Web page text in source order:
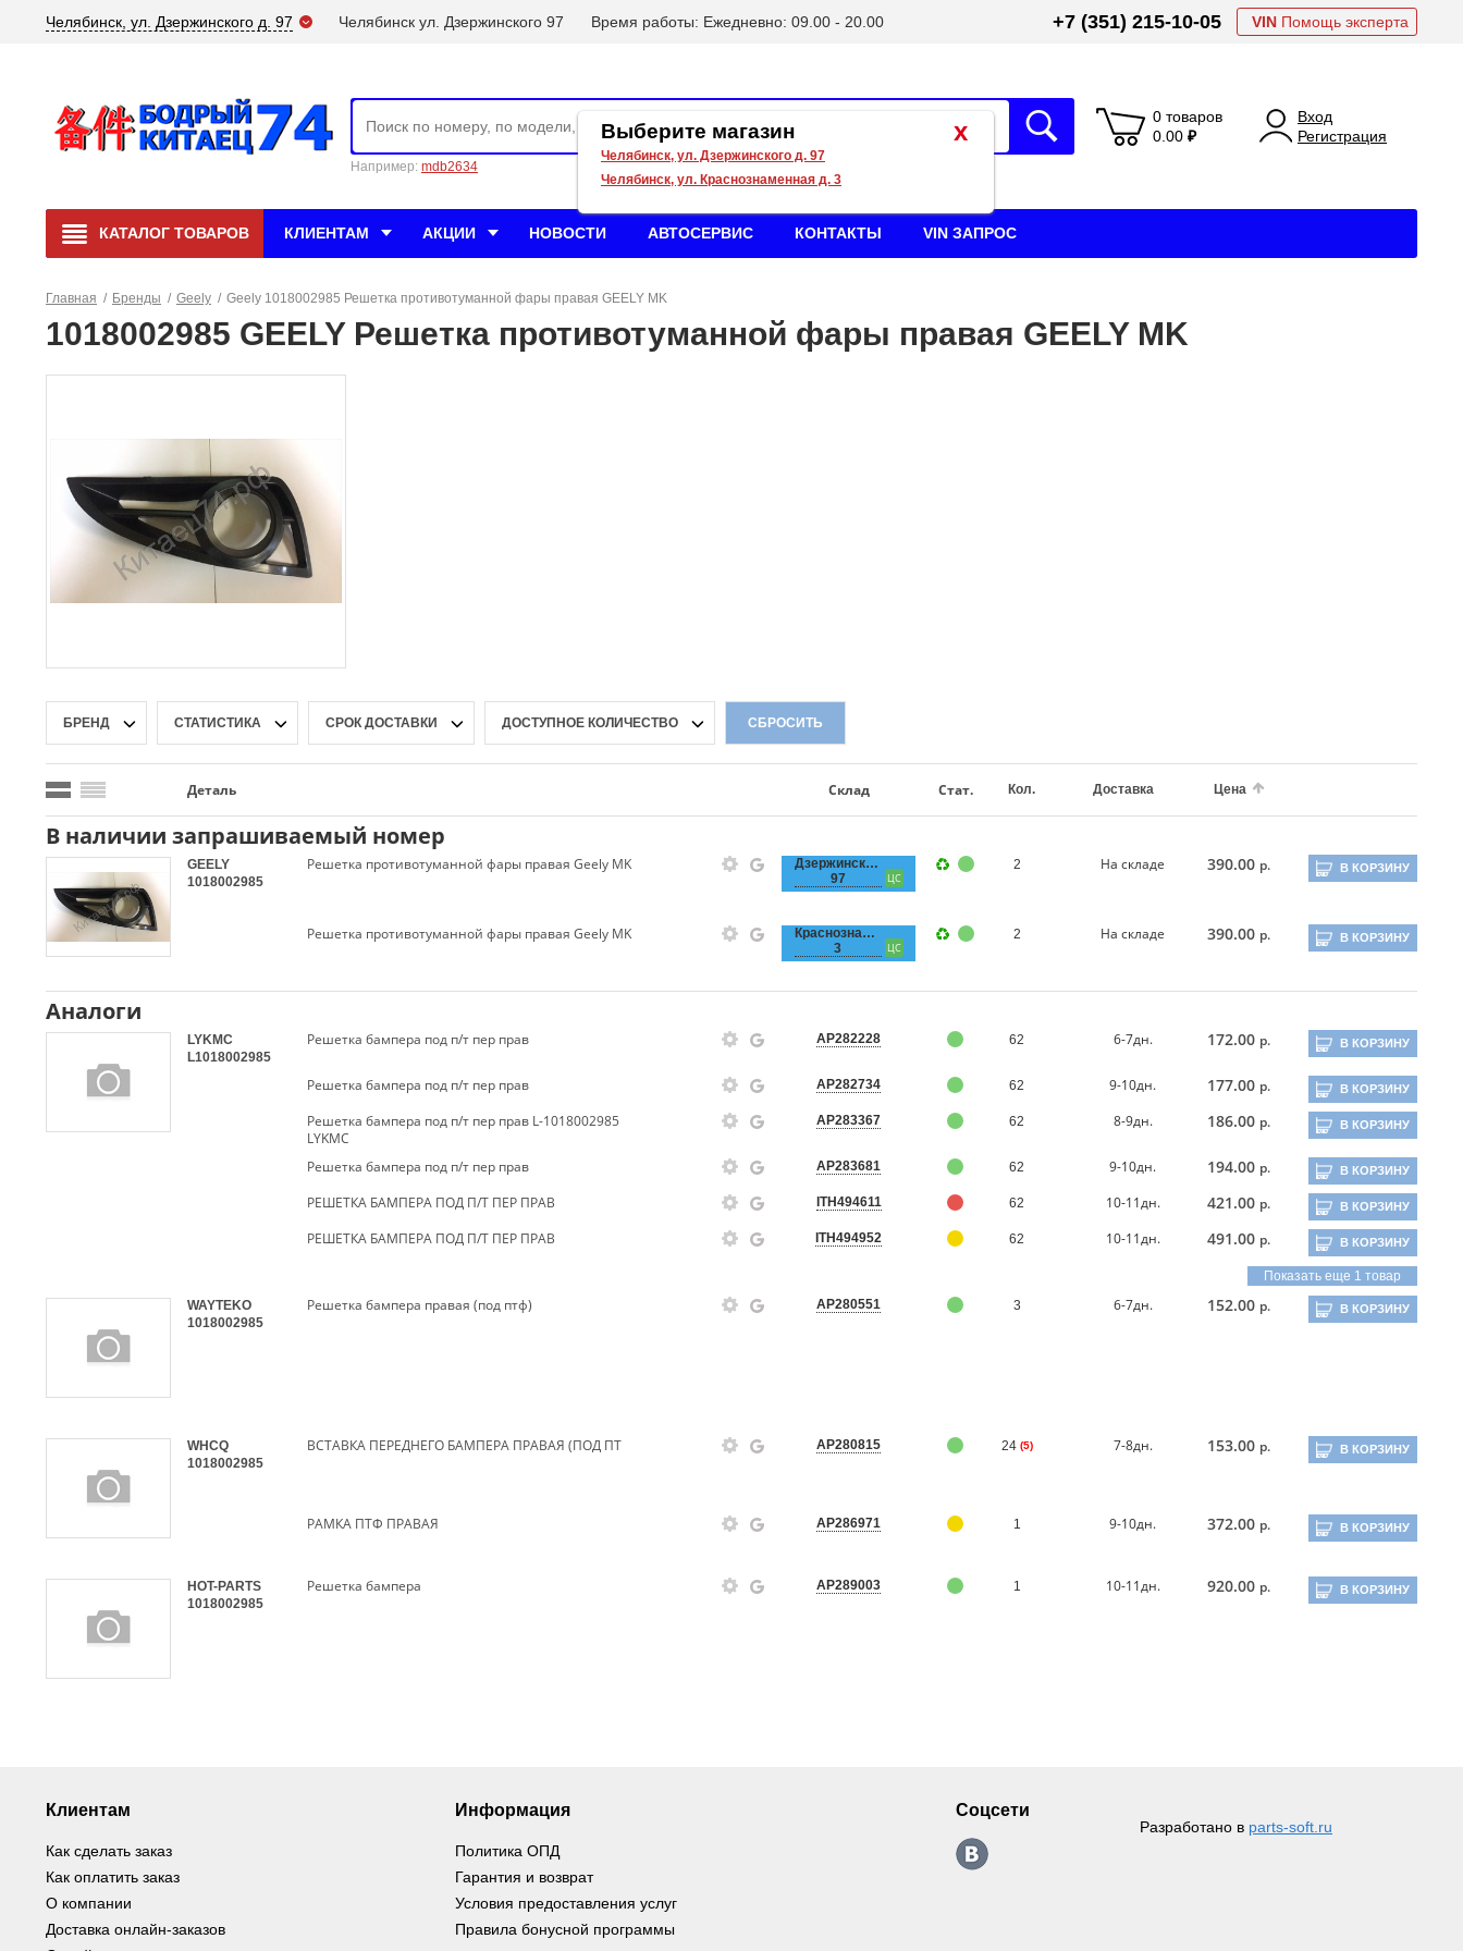
Челябинск, ул. Дзержинского д. 97 Челябинск ул. Дзержинского 97 Время работы: Ежедневно: 09.00 - 20.00 +7 (351) 215-10-05 VIN Помощь эксперта
Например: mdb2634
0 товаров
0.00 ₽
Вход
Регистрация
КАТАЛОГ ТОВАРОВ КЛИЕНТАМ АКЦИИ НОВОСТИ АВТОСЕРВИС КОНТАКТЫ VIN ЗАПРОС
Главная / Бренды / Geely / Geely 1018002985 Решетка противотуманной фары правая GEELY MK
1018002985 GEELY Решетка противотуманной фары правая GEELY MK
БРЕНД СТАТИСТИКА СРОК ДОСТАВКИ ДОСТУПНОЕ КОЛИЧЕСТВО СБРОСИТЬ
Деталь Склад Стат. Кол. Доставка Цена
В наличии запрашиваемый номер
GEELY
1018002985
Решетка противотуманной фары правая Geely MK
Дзержинского,
97
ЦС
2 На складе 390.00 р. В КОРЗИНУ
Решетка противотуманной фары правая Geely MK
Краснознаменная,
3
ЦС
2 На складе 390.00 р. В КОРЗИНУ
Аналоги
LYKMC
L1018002985
Решетка бампера под п/т пер прав AP282228 62 6-7дн. 172.00 р. В КОРЗИНУ
Решетка бампера под п/т пер прав AP282734 62 9-10дн. 177.00 р. В КОРЗИНУ
Решетка бампера под п/т пер прав L-1018002985
LYKMC
AP283367 62 8-9дн. 186.00 р. В КОРЗИНУ
Решетка бампера под п/т пер прав AP283681 62 9-10дн. 194.00 р. В КОРЗИНУ
РЕШЕТКА БАМПЕРА ПОД П/Т ПЕР ПРАВ ITH494611 62 10-11дн. 421.00 р. В КОРЗИНУ
РЕШЕТКА БАМПЕРА ПОД П/Т ПЕР ПРАВ ITH494952 62 10-11дн. 491.00 р. В КОРЗИНУ
Показать еще 1 товар
WAYTEKO
1018002985
Решетка бампера правая (под птф) AP280551 3 6-7дн. 152.00 р. В КОРЗИНУ
WHCQ
1018002985
ВСТАВКА ПЕРЕДНЕГО БАМПЕРА ПРАВАЯ (ПОД ПТ AP280815 24 (5) 7-8дн. 153.00 р. В КОРЗИНУ
РАМКА ПТФ ПРАВАЯ AP286971 1 9-10дн. 372.00 р. В КОРЗИНУ
HOT-PARTS
1018002985
Решетка бампера AP289003 1 10-11дн. 920.00 р. В КОРЗИНУ
Клиентам
Как сделать заказ
Как оплатить заказ
О компании
Доставка онлайн-заказов
Информация
Политика ОПД
Гарантия и возврат
Условия предоставления услуг
Правила бонусной программы
Соцсети
Разработано в parts-soft.ru
x
Выберите магазин
Челябинск, ул. Дзержинского д. 97
Челябинск, ул. Краснознаменная д. 3